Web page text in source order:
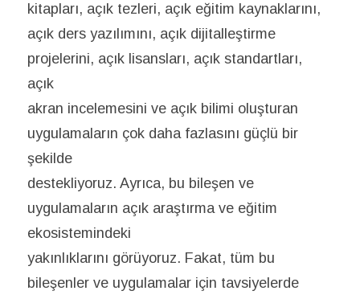
kitapları, açık tezleri, açık eğitim kaynaklarını,
açık ders yazılımını, açık dijitalleştirme
projelerini, açık lisansları, açık standartları,
açık
akran incelemesini ve açık bilimi oluşturan
uygulamaların çok daha fazlasını güçlü bir
şekilde
destekliyoruz. Ayrıca, bu bileşen ve
uygulamaların açık araştırma ve eğitim
ekosistemindeki
yakınlıklarını görüyoruz. Fakat, tüm bu
bileşenler ve uygulamalar için tavsiyelerde